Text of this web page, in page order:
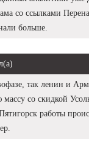
со ссылками
больше.
так ленин и
со скидкой
работы